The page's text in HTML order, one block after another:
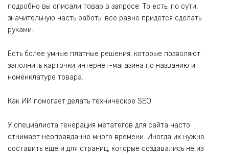
подробно вы описали товар в запросе. То есть, по сути,
значительную часть работы все равно придется сделать
руками.
Есть более умные платные решения, которые позволяют
заполнить карточки интернет-магазина по названию и
номенклатуре товара.
Как ИИ помогает делать техническое SEO
У специалиста генерация метатегов для сайта часто
отнимает неоправданно много времени. Иногда их нужно
составить еще и для страниц, которые создавались не из